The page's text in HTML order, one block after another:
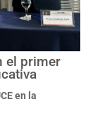
el primer
en la